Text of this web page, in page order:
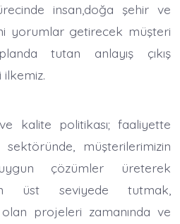
insan,doğa şehir ve
yorumlar getirecek müşteri
tutan anlayış çıkış
ilkemiz.
kalite politikası; faaliyette
müşterilerimizin
çözümler üreterek
üst seviyede tutmak,
projeleri zamanında ve